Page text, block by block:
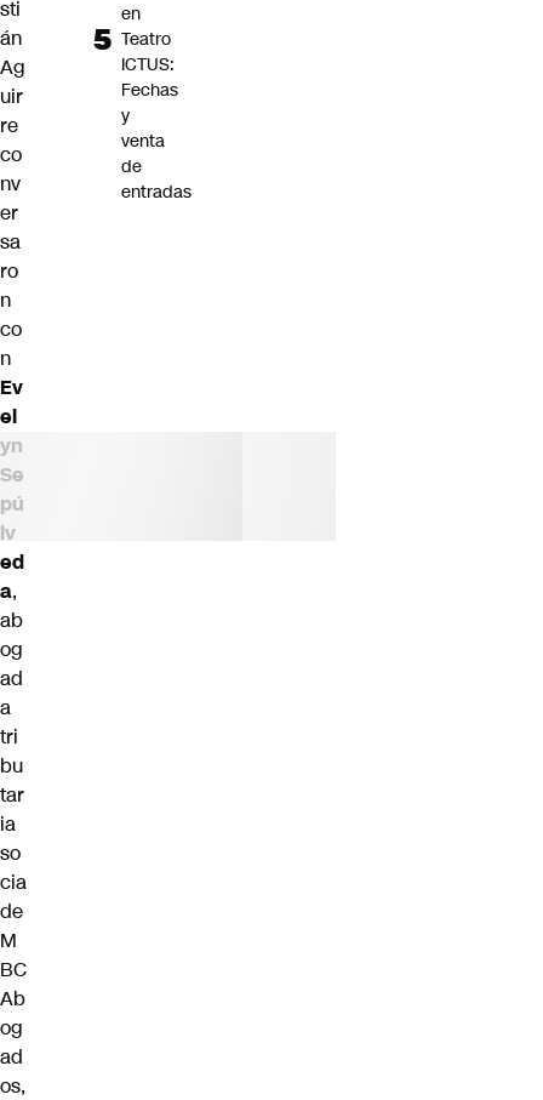
sti
án
Ag
uir
re
co
nv
er
sa
ro
n
co
n
Ev
el
yn
Se
pú
lv
ed
a,
ab
og
ad
a
tri
bu
tar
ia
so
cia
de
M
BC
Ab
og
ad
os,
en
Teatro
ICTUS:
Fechas
y
venta
de
entradas